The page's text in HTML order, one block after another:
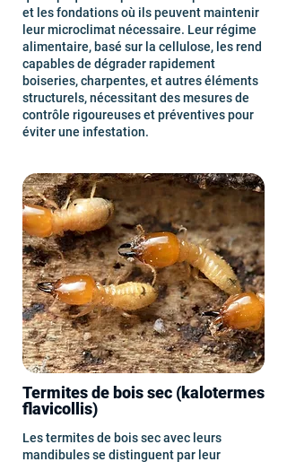
et les fondations où ils peuvent maintenir
leur microclimat nécessaire. Leur régime
alimentaire, basé sur la cellulose, les rend
capables de dégrader rapidement
boiseries, charpentes, et autres éléments
structurels, nécessitant des mesures de
contrôle rigoureuses et préventives pour
éviter une infestation.
Termites de bois sec (kalotermes
flavicollis)
Les termites de bois sec avec leurs
mandibules se distinguent par leur